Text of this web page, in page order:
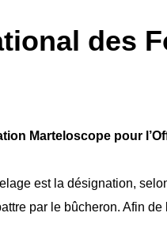
des
Marteloscope pour
est la désignation,
par le bûcheron. Afin